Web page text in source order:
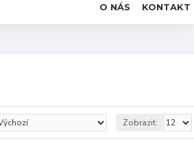
O NÁS KONTAKT
Zobrazit: